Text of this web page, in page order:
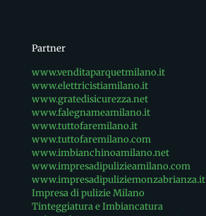
Partner
www.venditaparquetmilano.it
www.elettricistiamilano.it
www.gratedisicurezza.net
www.falegnameamilano.it
www.tuttofaremilano.it
www.tuttofaremilano.com
www.imbianchinoamilano.net
www.impresadipulizieamilano.com
www.impresadipuliziemonzabrianza.it
Impresa di pulizie Milano
Tinteggiatura e Imbiancatura